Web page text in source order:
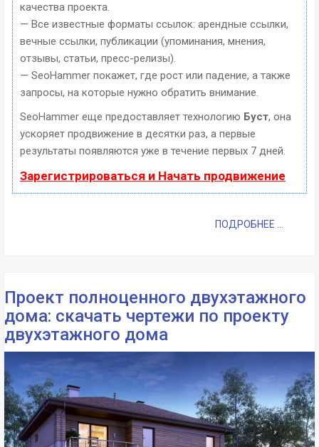
качества проекта.
— Все известные форматы ссылок: арендные ссылки,
вечные ссылки, публикации (упоминания, мнения,
отзывы, статьи, пресс-релизы).
— SeoHammer покажет, где рост или падение, а также
запросы, на которые нужно обратить внимание.
SeoHammer еще предоставляет технологию Буст, она
ускоряет продвижение в десятки раз, а первые
результаты появляются уже в течение первых 7 дней.
Зарегистрироваться и Начать продвижение
ПОДРОБНЕЕ ...
Проект полноценного двухэтажного
дома: скачать чертежи по проекту
двухэтажного дома